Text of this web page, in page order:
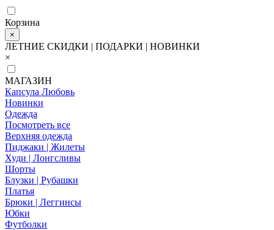
Корзина
×
ЛЕТНИЕ СКИДКИ | ПОДАРКИ | НОВИНКИ
×
МАГАЗИН
Капсула Любовь
Новинки
Одежда
Посмотреть все
Верхняя одежда
Пиджаки | Жилеты
Худи | Лонгсливы
Шорты
Блузки | Рубашки
Платья
Брюки | Леггинсы
Юбки
Футболки